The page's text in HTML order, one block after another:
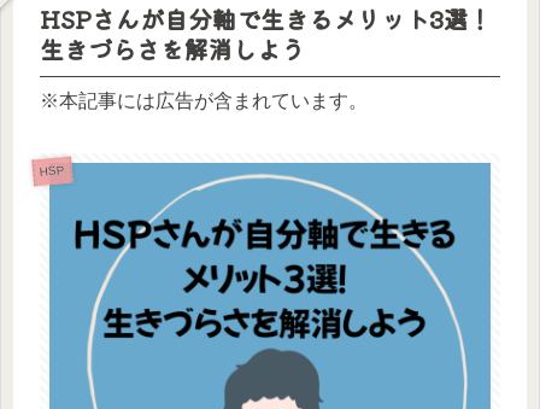
HSPさんが自分軸で生きるメリット3選！
生きづらさを解消しよう
※本記事には広告が含まれています。
HSP